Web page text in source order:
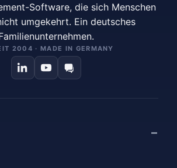
Software, die sich Menschen
umgekehrt. Ein deutsches
2004 · MADE IN GERMANY